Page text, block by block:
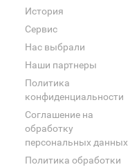
История
Сервис
Нас выбрали
Наши партнеры
Политика
конфиденциальности
Соглашение на
обработку
персональных данных
Политика обработки